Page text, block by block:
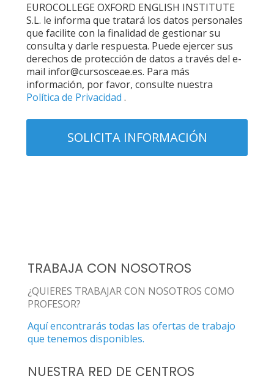
EUROCOLLEGE OXFORD ENGLISH INSTITUTE
S.L. le informa que tratará los datos personales
que facilite con la finalidad de gestionar su
consulta y darle respuesta. Puede ejercer sus
derechos de protección de datos a través del e-
mail infor@cursosceae.es. Para más
información, por favor, consulte nuestra
Política de Privacidad .
TRABAJA CON NOSOTROS
¿QUIERES TRABAJAR CON NOSOTROS COMO
PROFESOR?
Aquí encontrarás todas las ofertas de trabajo
que tenemos disponibles.
NUESTRA RED DE CENTROS